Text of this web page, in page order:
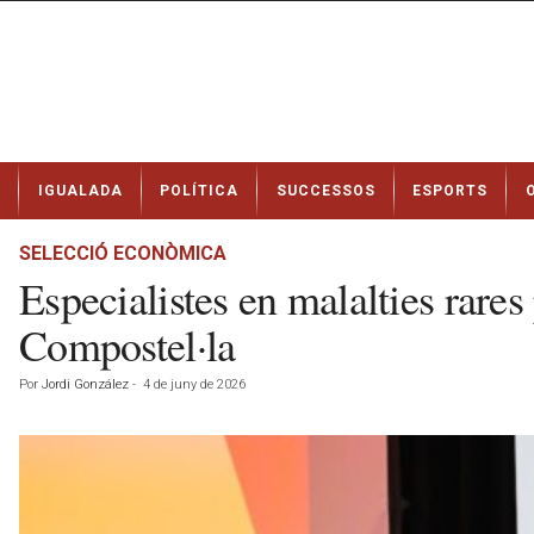
t
IGUALADA POLÍTICA SUCCESSOS ESPORTS
SELECCIÓ ECONÒMICA
Especialistes en malalties
Compostel·la
Por Jordi González - 4 de juny de 2026